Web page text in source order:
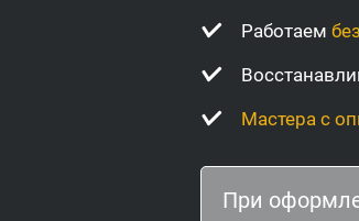
Работаем
Мастера с
При